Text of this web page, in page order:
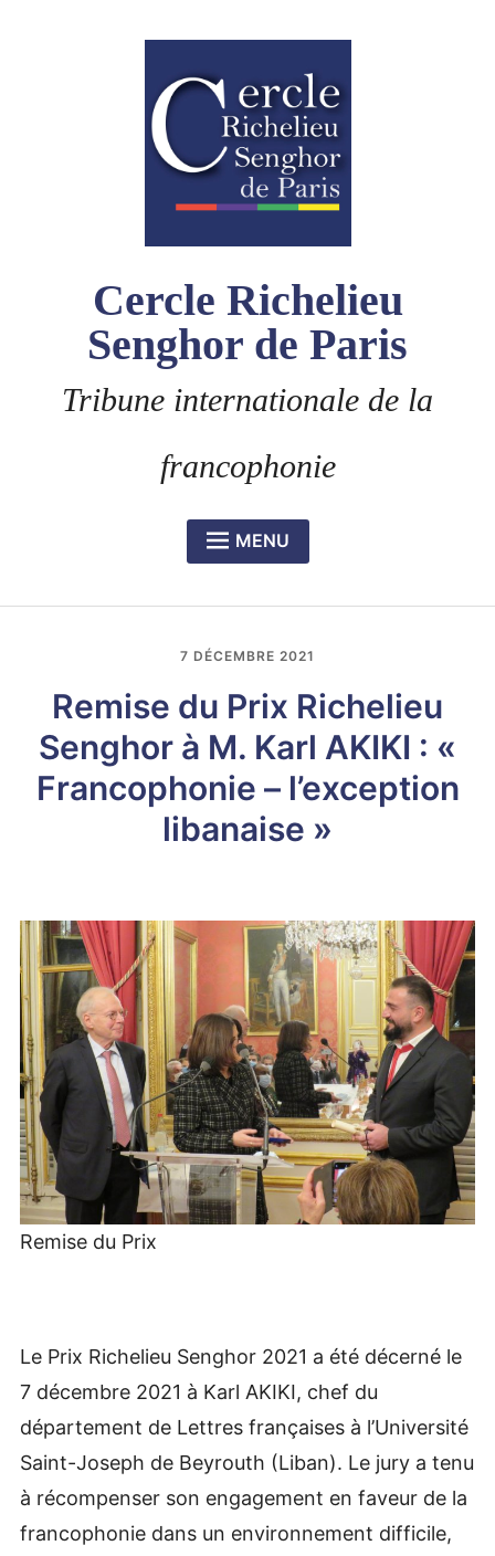
Cercle Richelieu
Senghor de Paris
Tribune internationale de la
francophonie
MENU
child
LE PRIX RICHELIEU SENGHOR
7 DÉCEMBRE 2021
Remise du Prix Richelieu
Senghor à M. Karl AKIKI : «
Francophonie – l’exception
libanaise »
Remise du Prix
Le Prix Richelieu Senghor 2021 a été décerné le
7 décembre 2021 à Karl AKIKI, chef du
département de Lettres françaises à l’Université
Saint-Joseph de Beyrouth (Liban). Le jury a tenu
à récompenser son engagement en faveur de la
francophonie dans un environnement difficile,